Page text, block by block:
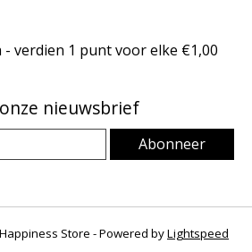
verdien 1 punt voor elke €1,00
nieuwsbrief
Abonneer
Store - Powered byLightspeed